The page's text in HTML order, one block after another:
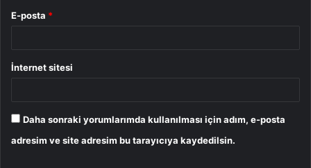
E-posta *
İnternet sitesi
Daha sonraki yorumlarımda kullanılması için adım, e-posta
adresim ve site adresim bu tarayıcıya kaydedilsin.